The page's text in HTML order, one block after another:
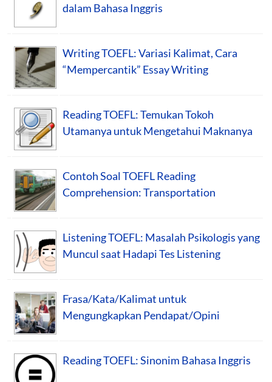
dalam Bahasa Inggris
Writing TOEFL: Variasi Kalimat, Cara
“Mempercantik” Essay Writing
Reading TOEFL: Temukan Tokoh
Utamanya untuk Mengetahui Maknanya
Contoh Soal TOEFL Reading
Comprehension: Transportation
Listening TOEFL: Masalah Psikologis yang
Muncul saat Hadapi Tes Listening
Frasa/Kata/Kalimat untuk
Mengungkapkan Pendapat/Opini
Reading TOEFL: Sinonim Bahasa Inggris